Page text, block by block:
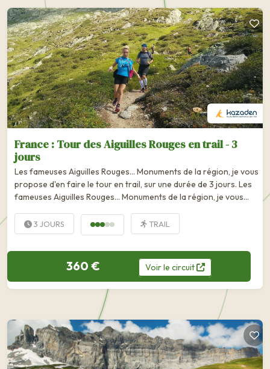
France : Tour des Aiguilles Rouges en trail - 3
jours
Les fameuses Aiguilles Rouges... Monuments de la région, je vous
propose d'en faire le tour en trail, sur une durée de 3 jours. Les
fameuses Aiguilles Rouges... Monuments de la région, je vous
Vous...3 JOURS TRAIL
360 € Voirle circuit